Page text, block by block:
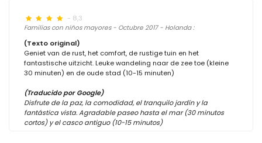
- 8,3
Familias con niños mayores - Octubre 2017 - Holanda :
(Texto original)
Geniet van de rust, het comfort, de rustige tuin en het
fantastische uitzicht. Leuke wandeling naar de zee toe (kleine
30 minuten) en de oude stad (10-15 minuten)
(Traducido por Google)
Disfrute de la paz, la comodidad, el tranquilo jardín y la
fantástica vista. Agradable paseo hasta el mar (30 minutos
cortos) y el casco antiguo (10-15 minutos)